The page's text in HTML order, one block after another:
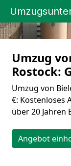
Umzug
Rostock:
Umzug von
€: Kostenloses
über 20 Jahren
Angebot